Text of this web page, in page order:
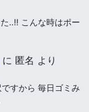
‥‼︎ こんな時はポー
に 匿名 より
すから 毎日ゴミみ